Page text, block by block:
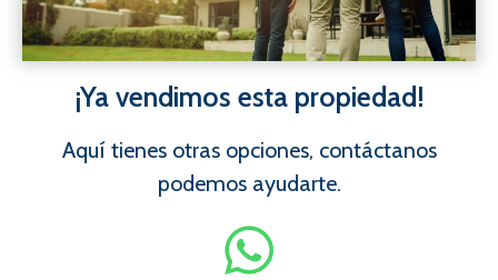
¡Ya vendimos esta propiedad!
Aquí tienes otras opciones, contáctanos
podemos ayudarte.